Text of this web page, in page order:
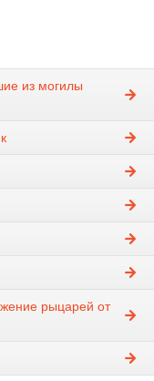
из могилы
рыцарей от